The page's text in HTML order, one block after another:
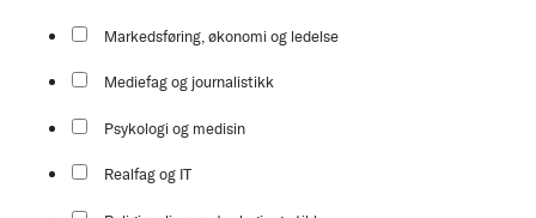
Markedsføring, økonomi og ledelse
Mediefag og journalistikk
Psykologi og medisin
Realfag og IT